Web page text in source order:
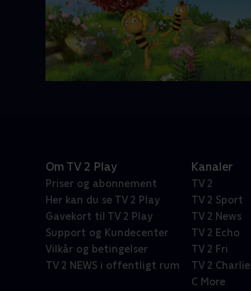
Om TV 2 Play
Priser og abonnement
Her kan du se TV 2 Play
Gavekort til TV 2 Play
Support og Kundecenter
Vilkår og betingelser
TV 2 NEWS i offentligt rum
Kanaler
TV 2
TV 2 Sport
TV 2 News
TV 2 Echo
TV 2 Fri
TV 2 Charlie
C More